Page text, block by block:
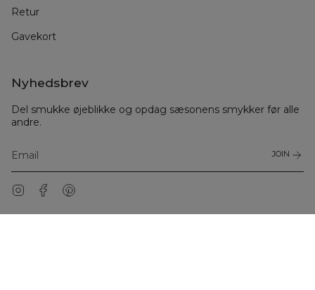
Retur
Gavekort
Nyhedsbrev
Del smukke øjeblikke og opdag sæsonens smykker før alle
andre.
JOIN
InstagramFacebook